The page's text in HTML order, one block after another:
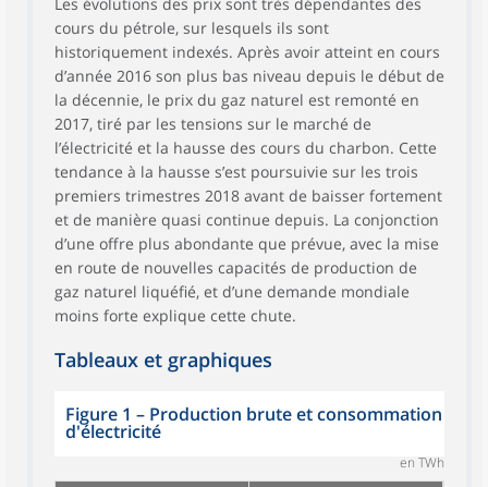
cours du pétrole, sur lesquels ils sont
historiquement indexés. Après avoir atteint en cours
d’année 2016 son plus bas niveau depuis le début de
la décennie, le prix du gaz naturel est remonté en
2017, tiré par les tensions sur le marché de
l’électricité et la hausse des cours du charbon. Cette
tendance à la hausse s’est poursuivie sur les trois
premiers trimestres 2018 avant de baisser fortement
et de manière quasi continue depuis. La conjonction
d’une offre plus abondante que prévue, avec la mise
en route de nouvelles capacités de production de
gaz naturel liquéfié, et d’une demande mondiale
moins forte explique cette chute.
Tableaux et graphiques
Figure 1 – Production brute et consommation
d'électricité
en TWh